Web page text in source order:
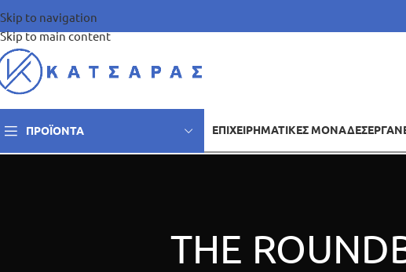
Skip to navigation
Skip to main content
ΠΡΟΪΌΝΤΑ ΕΠΙΧΕΙΡΗΜΑΤΙΚΈΣ ΜΟΝΆΔΕΣΕΡΓΑ
THE